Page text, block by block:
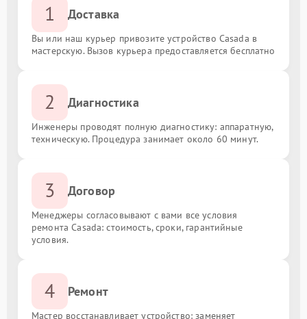
1 Доставка
Вы или наш курьер привозите устройство Casada в
мастерскую. Вызов курьера предоставляется бесплатно
2 Диагностика
Инженеры проводят полную диагностику: аппаратную,
техническую. Процедура занимает около 60 минут.
3 Договор
Менеджеры согласовывают с вами все условия
ремонта Casada: стоимость, сроки, гарантийные
условия.
4 Ремонт
Мастер восстанавливает устройство: заменяет